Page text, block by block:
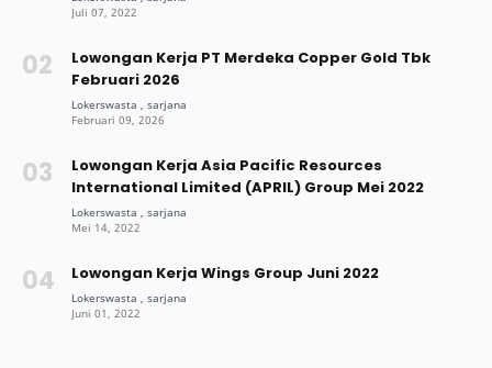
Lowongan Kerja PT Merdeka Copper Gold Tbk
Februari 2026
Lowongan Kerja Asia Pacific Resources
International Limited (APRIL) Group Mei 2022
Lowongan Kerja Wings Group Juni 2022